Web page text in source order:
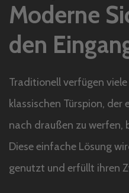
Moderne
den
Traditionell verfügen
klassischen Türspion, der
nach draußen zu werfen,
Diese einfache Lösung
genutzt und erfüllt ihren